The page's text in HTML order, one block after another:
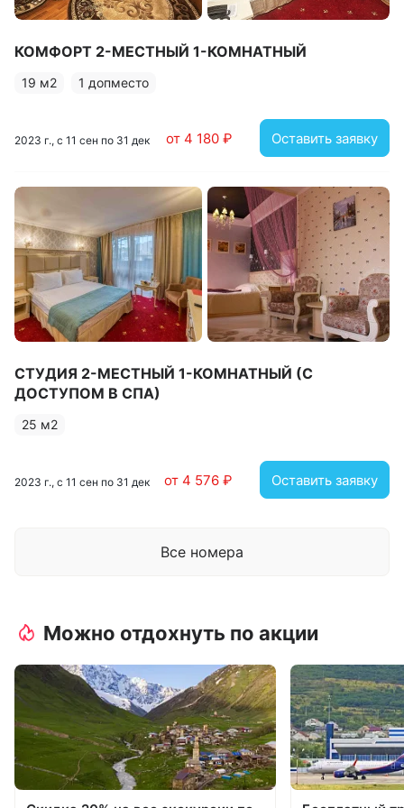
КОМФОРТ 2-МЕСТНЫЙ 1-КОМНАТНЫЙ
19 м2 1 допместо
2023 г., с 11 сен по 31 дек от 4 180 ₽ Оставить заявку
СТУДИЯ 2-МЕСТНЫЙ 1-КОМНАТНЫЙ (С
ДОСТУПОМ В СПА)
25 м2
2023 г., с 11 сен по 31 дек от 4 576 ₽ Оставить заявку
Все номера
Можно отдохнуть по акции